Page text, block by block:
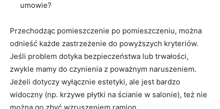
umowie?
Przechodząc pomieszczenie po pomieszczeniu, można
odnieść każde zastrzeżenie do powyższych kryteriów.
Jeśli problem dotyka bezpieczeństwa lub trwałości,
zwykle mamy do czynienia z poważnym naruszeniem.
Jeżeli dotyczy wyłącznie estetyki, ale jest bardzo
widoczny (np. krzywe płytki na ścianie w salonie), też nie